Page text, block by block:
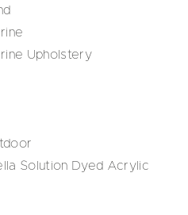
Upholstery
Solution Dyed Acrylic